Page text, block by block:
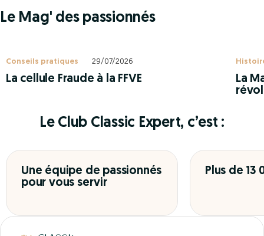
Le Mag' des passionnés
Conseils pratiques 29/07/2026
La cellule Fraude à la FFVE
La
Le Club Classic Expert, c’est :
Une équipe de passionnés
pour vous servir
Plus de 13